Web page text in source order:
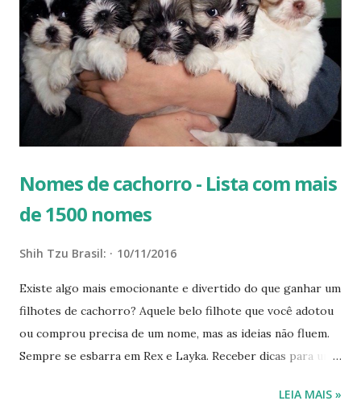
macho: os mais populares 1º Thor 2º Bob 3º Fred 4º Billy 5º
Nick 6º Chico 7º Jack 8º Marley 9º Bruce 10º Lucky/Luke
11º Max 12º Zeus 13º Ozzy 14º Theo 15º Pingo 16º Mike 17º
Toddy 18º Zeca 19º Boris 20º Frederico 21º Simba 22º
Buddy/Bud 23º Bidu 24º Tobias PUBLICIDADE...
Nomes de cachorro - Lista com mais
de 1500 nomes
Shih Tzu Brasil: 10/11/2016
Existe algo mais emocionante e divertido do que ganhar um
filhotes de cachorro? Aquele belo filhote que você adotou
ou comprou precisa de um nome, mas as ideias não fluem.
Sempre se esbarra em Rex e Layka. Receber dicas para um
LEIA MAIS »